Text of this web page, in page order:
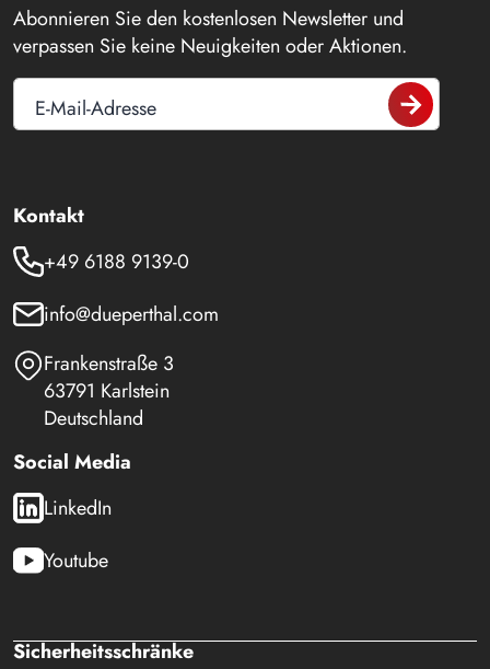
Abonnieren Sie den kostenlosen Newsletter und
verpassen Sie keine Neuigkeiten oder Aktionen.
E-Mail-Adresse
Kontakt
+49 6188 9139-0
info@dueperthal.com
Frankenstraße 3
63791 Karlstein
Deutschland
Social Media
LinkedIn
Youtube
Sicherheitsschränke